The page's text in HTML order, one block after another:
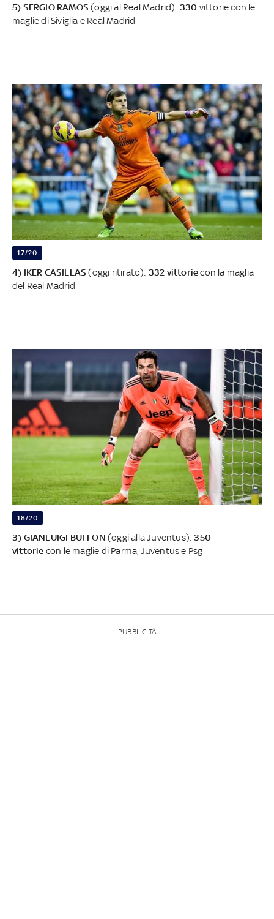
5) SERGIO RAMOS(oggi al Real Madrid): 330 vittorie con le
maglie di Siviglia e Real Madrid
17/20
4) IKER CASILLAS(oggi ritirato): 332 vittoriecon la maglia
del Real Madrid
18/20
3) GIANLUIGI BUFFON (oggi alla Juventus):350
vittorie con le maglie di Parma, Juventus e Psg
PUBBLICITÀ